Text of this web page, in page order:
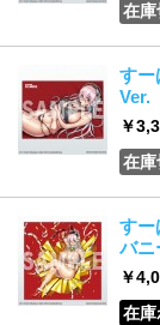
在庫
すー
Ver.
￥
在庫
すー
バニ
￥
在庫